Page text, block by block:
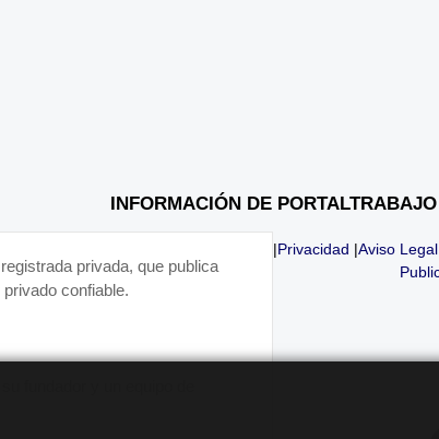
INFORMACIÓN DE PORTALTRABAJO
privada, que publica
confiable.
|Privacidad |Aviso Legal